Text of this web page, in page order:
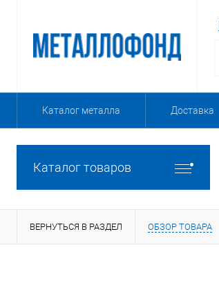
Каталог металла Доставка
Каталог товаров
ВЕРНУТЬСЯ В РАЗДЕЛ ОБЗОР ТОВАРА